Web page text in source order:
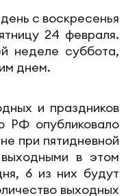
с воскресенья
24 февраля.
неделе суббота,
днем.
и праздников
РФ опубликовало
при пятидневной
в этом
6 из них будут
выходных